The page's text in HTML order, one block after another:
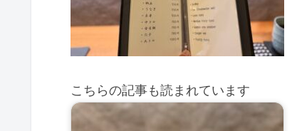
こちらの記事も読まれています